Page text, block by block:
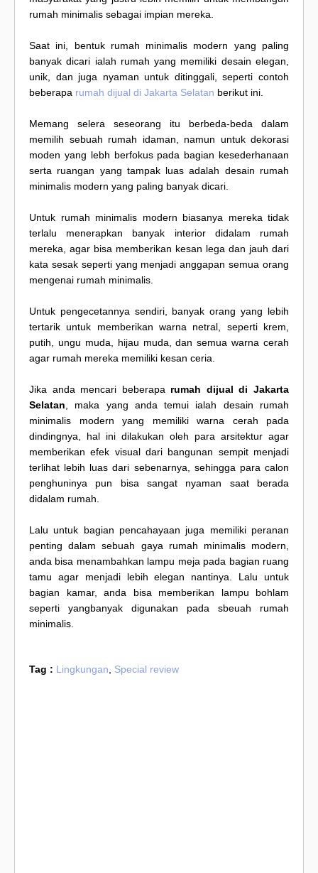
rumah minimalis sebagai impian mereka.
Saat ini, bentuk rumah minimalis modern yang paling
banyak dicari ialah rumah yang memiliki desain elegan,
unik, dan juga nyaman untuk ditinggali, seperti contoh
beberapa rumah dijual di Jakarta Selatan berikut ini.
Memang selera seseorang itu berbeda-beda dalam
memilih sebuah rumah idaman, namun untuk dekorasi
moden yang lebh berfokus pada bagian kesederhanaan
serta ruangan yang tampak luas adalah desain rumah
minimalis modern yang paling banyak dicari.
Untuk rumah minimalis modern biasanya mereka tidak
terlalu menerapkan banyak interior didalam rumah
mereka, agar bisa memberikan kesan lega dan jauh dari
kata sesak seperti yang menjadi anggapan semua orang
mengenai rumah minimalis.
Untuk pengecetannya sendiri, banyak orang yang lebih
tertarik untuk memberikan warna netral, seperti krem,
putih, ungu muda, hijau muda, dan semua warna cerah
agar rumah mereka memiliki kesan ceria.
Jika anda mencari beberapa rumah dijual di Jakarta
Selatan , maka yang anda temui ialah desain rumah
minimalis modern yang memiliki warna cerah pada
dindingnya, hal ini dilakukan oleh para arsitektur agar
memberikan efek visual dari bangunan sempit menjadi
terlihat lebih luas dari sebenarnya, sehingga para calon
penghuninya pun bisa sangat nyaman saat berada
didalam rumah.
Lalu untuk bagian pencahayaan juga memiliki peranan
penting dalam sebuah gaya rumah minimalis modern,
anda bisa menambahkan lampu meja pada bagian ruang
tamu agar menjadi lebih elegan nantinya. Lalu untuk
bagian kamar, anda bisa memberikan lampu bohlam
seperti yangbanyak digunakan pada sbeuah rumah
minimalis.
Tag : Lingkungan Special review